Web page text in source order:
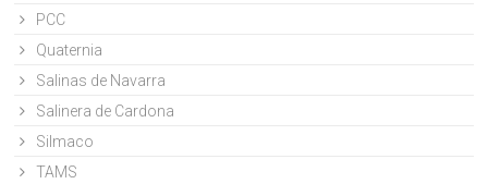
PCC
Quaternia
Salinas de Navarra
Salinera de Cardona
Silmaco
TAMS